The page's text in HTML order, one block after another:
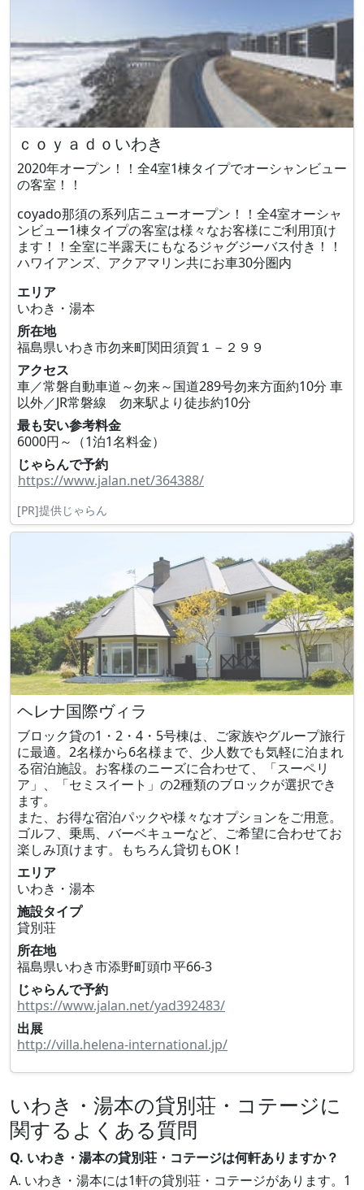
ｃｏｙａｄｏいわき
2020年オープン！！全4室1棟タイプでオーシャンビュー
の客室！！
coyado那須の系列店ニューオープン！！全4室オーシャ
ンビュー1棟タイプの客室は様々なお客様にご利用頂け
ます！！全室に半露天にもなるジャグジーバス付き！！
ハワイアンズ、アクアマリン共にお車30分圏内
エリア
いわき・湯本
所在地
福島県いわき市勿来町関田須賀１－２９９
アクセス
車／常磐自動車道～勿来～国道289号勿来方面約10分 車
以外／JR常磐線 勿来駅より徒歩約10分
最も安い参考料金
6000円～（1泊1名料金）
じゃらんで予約
https://www.jalan.net/364388/
[PR]提供じゃらん
ヘレナ国際ヴィラ
ブロック貸の1・2・4・5号棟は、ご家族やグループ旅行
に最適。2名様から6名様まで、少人数でも気軽に泊まれ
る宿泊施設。お客様のニーズに合わせて、「スーペリ
ア」、「セミスイート」の2種類のブロックが選択でき
ます。
また、お得な宿泊パックや様々なオプションをご用意。
ゴルフ、乗馬、バーベキューなど、ご希望に合わせてお
楽しみ頂けます。もちろん貸切もOK！
エリア
いわき・湯本
施設タイプ
貸別荘
所在地
福島県いわき市添野町頭巾平66-3
じゃらんで予約
https://www.jalan.net/yad392483/
出展
http://villa.helena-international.jp/
いわき・湯本の貸別荘・コテージに
関するよくある質問
Q. いわき・湯本の貸別荘・コテージは何軒ありますか？
A. いわき・湯本には1軒の貸別荘・コテージがあります。1